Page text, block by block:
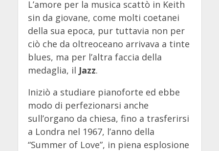
L’amore per la musica scattò in Keith
sin da giovane, come molti coetanei
della sua epoca, pur tuttavia non per
ciò che da oltreoceano arrivava a tinte
blues, ma per l’altra faccia della
medaglia, il Jazz.
Iniziò a studiare pianoforte ed ebbe
modo di perfezionarsi anche
sull’organo da chiesa, fino a trasferirsi
a Londra nel 1967, l’anno della
“Summer of Love”, in piena esplosione